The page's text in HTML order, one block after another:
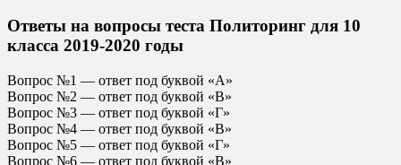
Ответы на вопросы теста Политоринг для 10
класса 2019-2020 годы
Вопрос №1 — ответ под буквой «А»
Вопрос №2 — ответ под буквой «В»
Вопрос №3 — ответ под буквой «Г»
Вопрос №4 — ответ под буквой «В»
Вопрос №5 — ответ под буквой «Г»
Вопрос №6 — ответ под буквой «В»